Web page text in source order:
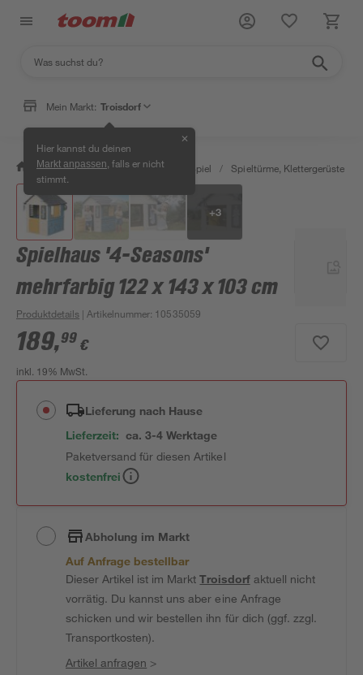
Mein Markt: Troisdorf
Hier kannst du deinen
Markt anpassen , falls er nicht
stimmt.
✕
/ Garten & Freizeit / Outdoor & Spiel / Spieltürme, Klettergerüste &
+3
Spielhaus '4-Seasons'
mehrfarbig 122 x 143 x 103 cm
Produktdetails | Artikelnummer: 10535059
189,99 €
inkl. 19% MwSt.
Lieferung nach Hause
Lieferzeit: ca. 3-4 Werktage
Paketversand für diesen Artikel
kostenfrei
Abholung im Markt
Auf Anfrage bestellbar
Dieser Artikel ist im MarktTroisdorfaktuell nicht
vorrätig. Du kannst uns aber eine Anfrage
schicken und wir bestellen ihn für dich (ggf. zzgl.
Transportkosten).
Artikel anfragen >